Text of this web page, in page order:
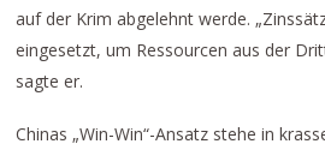
auf der Krim abgelehnt werde.
eingesetzt, um Ressourcen aus der
sagte er.
Chinas „Win-Win“-Ansatz stehe in